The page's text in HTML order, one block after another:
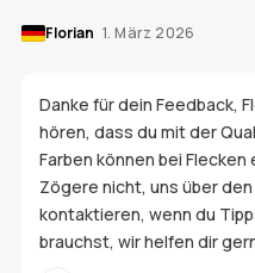
Florian 1. März 2026
Danke für dein Feedback,
hören, dass du mit der
Farben können bei
Zögere nicht, uns über
kontaktieren, wenn du
brauchst, wir helfen dir